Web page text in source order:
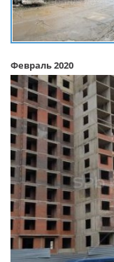
Февраль 2020